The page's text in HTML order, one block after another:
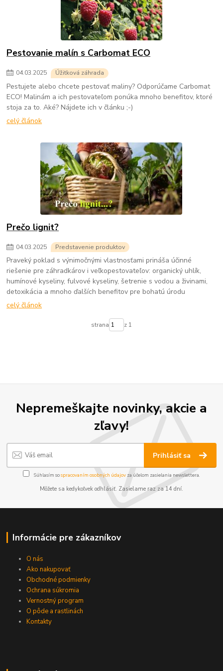
Pestovanie malín s Carbomat ECO
04.03.2025 Úžitková záhrada
Pestujete alebo chcete pestovať maliny? Odporúčame Carbomat
ECO! Malinám a ich pestovateľom ponúka mnoho benefitov, ktoré
stoja za to. Aké? Nájdete ich v článku ;-)
celý článok
Prečo lignit?
04.03.2025 Predstavenie produktov
Praveký poklad s výnimočnými vlastnosťami prináša účinné
riešenie pre záhradkárov i veľkopestovateľov: organický uhlík,
humínové kyseliny, fulvové kyseliny, šetrenie s vodou a živinami,
detoxikácia a mnoho ďalších benefitov pre bohatú úrodu
celý článok
strana z 1
Nepremeškajte novinky, akcie a
zľavy!
Prihlásiť sa
Súhlasím sospracovaním osobných údajov za účelom zasielania newslettera.
Môžete sa kedykoľvek odhlásiť. Zasielame raz za 14 dní.
Informácie pre zákazníkov
O nás
Ako nakupovať
Obchodné podmienky
Ochrana súkromia
Vernostný program
O pôde a rastlinách
Kontakty